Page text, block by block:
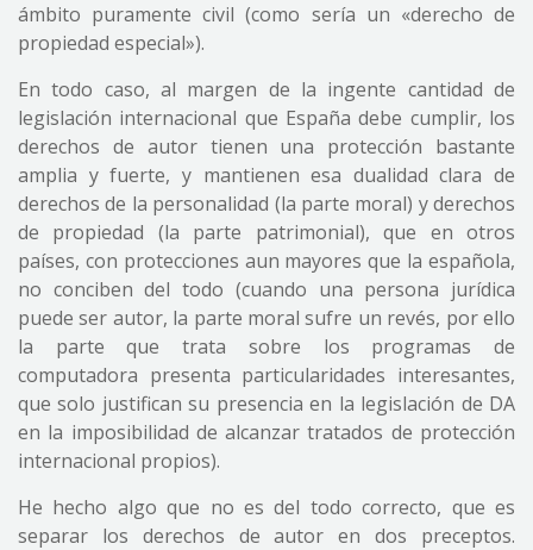
ámbito puramente civil (como sería un «derecho de
propiedad especial»).
En todo caso, al margen de la ingente cantidad de
legislación internacional que España debe cumplir, los
derechos de autor tienen una protección bastante
amplia y fuerte, y mantienen esa dualidad clara de
derechos de la personalidad (la parte moral) y derechos
de propiedad (la parte patrimonial), que en otros
países, con protecciones aun mayores que la española,
no conciben del todo (cuando una persona jurídica
puede ser autor, la parte moral sufre un revés, por ello
la parte que trata sobre los programas de
computadora presenta particularidades interesantes,
que solo justifican su presencia en la legislación de DA
en la imposibilidad de alcanzar tratados de protección
internacional propios).
He hecho algo que no es del todo correcto, que es
separar los derechos de autor en dos preceptos.